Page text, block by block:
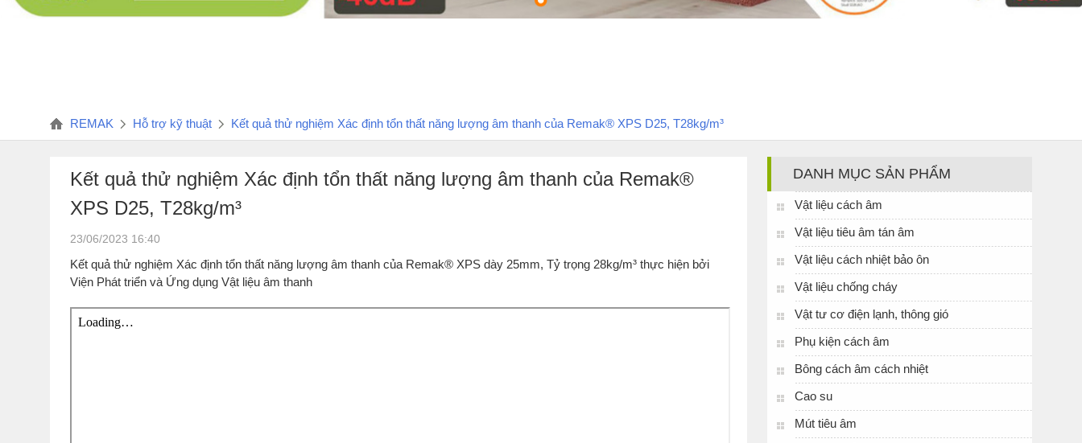
REMAK Hỗ trợ kỹ thuật Kết quả thử nghiệm Xác định tổn thất năng lượng âm thanh của Remak® XPS D25, T28kg/m³
Kết quả thử nghiệm Xác định tổn thất năng lượng âm thanh của Remak®
XPS D25, T28kg/m³
23/06/2023 16:40
Kết quả thử nghiệm Xác định tổn thất năng lượng âm thanh của Remak® XPS dày 25mm, Tỷ trọng 28kg/m³ thực hiện bởi
Viện Phát triển và Ứng dụng Vật liệu âm thanh
DANH MỤC SẢN PHẨM
Vật liệu cách âm
Vật liệu tiêu âm tán âm
Vật liệu cách nhiệt bảo ôn
Vật liệu chống cháy
Vật tư cơ điện lạnh, thông gió
Phụ kiện cách âm
Bông cách âm cách nhiệt
Cao su
Mút tiêu âm